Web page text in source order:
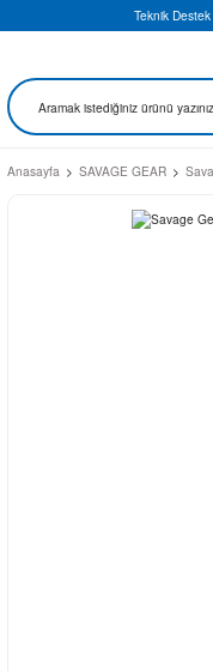
Teknik
Anasayfa SAVAGE GEAR